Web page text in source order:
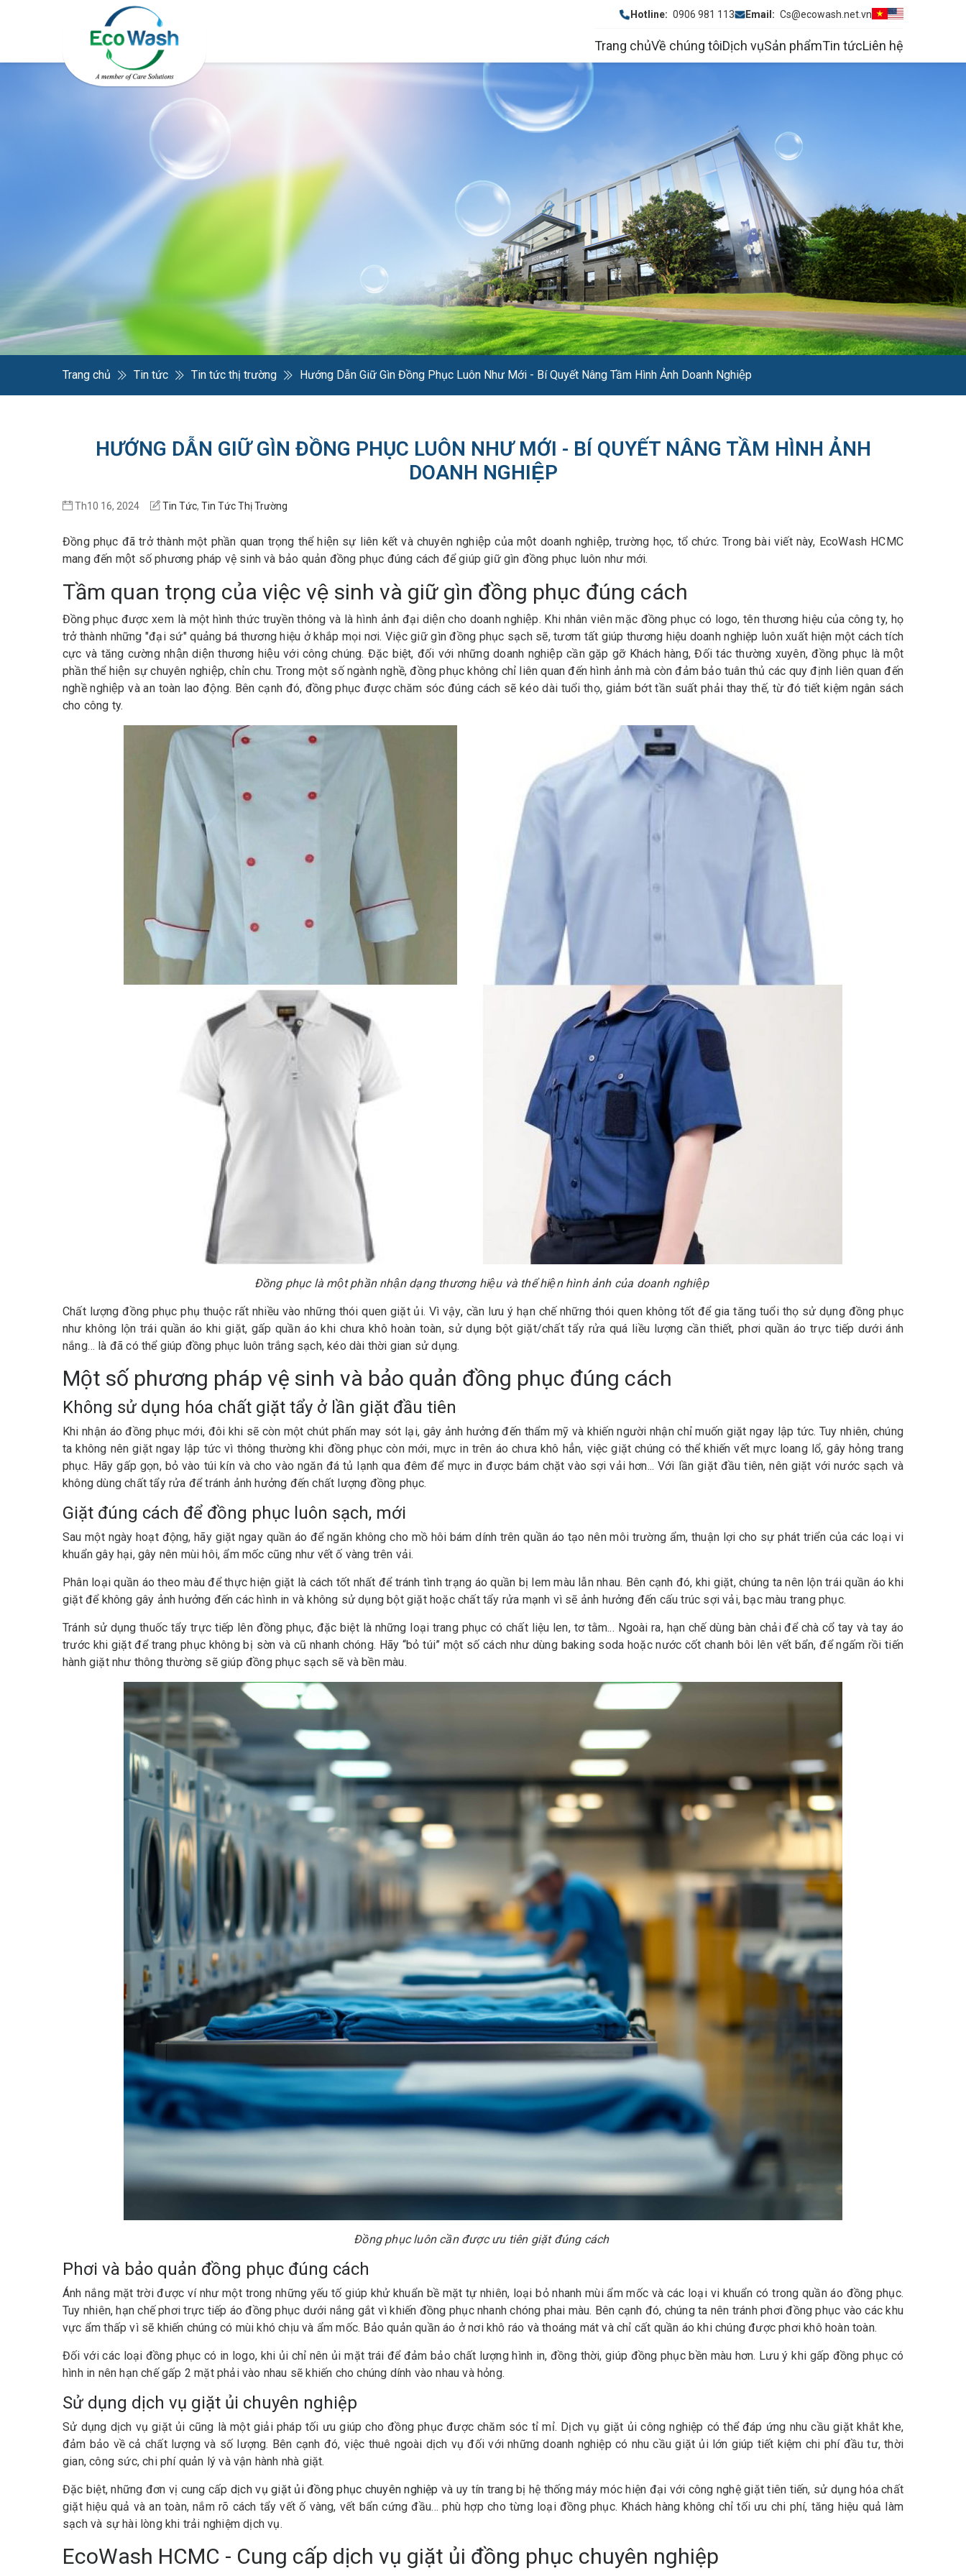
Hotline: 0906 981 113 Email: Cs@ecowash.net.vn
Trang chủVề chúng tôiDịch vụSản phẩmTin tứcLiên hệ
Trang chủ Tin tức Tin tức thị trường Hướng Dẫn Giữ Gìn Đồng Phục Luôn Như Mới - Bí Quyết Nâng Tầm Hình Ảnh Doanh Nghiệp
HƯỚNG DẪN GIỮ GÌN ĐỒNG PHỤC LUÔN NHƯ MỚI - BÍ QUYẾT NÂNG TẦM HÌNH ẢNH
DOANH NGHIỆP
Th10 16, 2024 Tin Tức, Tin Tức Thị Trường
Đồng phục đã trở thành một phần quan trọng thể hiện sự liên kết và chuyên nghiệp của một doanh nghiệp, trường học, tổ chức. Trong bài viết này, EcoWash HCMC
mang đến một số phương pháp vệ sinh và bảo quản đồng phục đúng cách để giúp giữ gìn đồng phục luôn như mới.
Tầm quan trọng của việc vệ sinh và giữ gìn đồng phục đúng cách
Đồng phục được xem là một hình thức truyền thông và là hình ảnh đại diện cho doanh nghiệp. Khi nhân viên mặc đồng phục có logo, tên thương hiệu của công ty, họ
trở thành những "đại sứ" quảng bá thương hiệu ở khắp mọi nơi. Việc giữ gìn đồng phục sạch sẽ, tươm tất giúp thương hiệu doanh nghiệp luôn xuất hiện một cách tích
cực và tăng cường nhận diện thương hiệu với công chúng. Đặc biệt, đối với những doanh nghiệp cần gặp gỡ Khách hàng, Đối tác thường xuyên, đồng phục là một
phần thể hiện sự chuyên nghiệp, chỉn chu. Trong một số ngành nghề, đồng phục không chỉ liên quan đến hình ảnh mà còn đảm bảo tuân thủ các quy định liên quan đến
nghề nghiệp và an toàn lao động. Bên cạnh đó, đồng phục được chăm sóc đúng cách sẽ kéo dài tuổi thọ, giảm bớt tần suất phải thay thế, từ đó tiết kiệm ngân sách
cho công ty.
Đồng phục là một phần nhận dạng thương hiệu và thể hiện hình ảnh của doanh nghiệp
Chất lượng đồng phục phụ thuộc rất nhiều vào những thói quen giặt ủi. Vì vậy, cần lưu ý hạn chế những thói quen không tốt để gia tăng tuổi thọ sử dụng đồng phục
như không lộn trái quần áo khi giặt, gấp quần áo khi chưa khô hoàn toàn, sử dụng bột giặt/chất tẩy rửa quá liều lượng cần thiết, phơi quần áo trực tiếp dưới ánh
nắng… là đã có thể giúp đồng phục luôn trắng sạch, kéo dài thời gian sử dụng.
Một số phương pháp vệ sinh và bảo quản đồng phục đúng cách
Không sử dụng hóa chất giặt tẩy ở lần giặt đầu tiên
Khi nhận áo đồng phục mới, đôi khi sẽ còn một chút phấn may sót lại, gây ảnh hưởng đến thẩm mỹ và khiến người nhận chỉ muốn giặt ngay lập tức. Tuy nhiên, chúng
ta không nên giặt ngay lập tức vì thông thường khi đồng phục còn mới, mực in trên áo chưa khô hẳn, việc giặt chúng có thể khiến vết mực loang lổ, gây hỏng trang
phục. Hãy gấp gọn, bỏ vào túi kín và cho vào ngăn đá tủ lạnh qua đêm để mực in được bám chặt vào sợi vải hơn... Với lần giặt đầu tiên, nên giặt với nước sạch và
không dùng chất tẩy rửa để tránh ảnh hưởng đến chất lượng đồng phục.
Giặt đúng cách để đồng phục luôn sạch, mới
Sau một ngày hoạt động, hãy giặt ngay quần áo để ngăn không cho mồ hôi bám dính trên quần áo tạo nên môi trường ẩm, thuận lợi cho sự phát triển của các loại vi
khuẩn gây hại, gây nên mùi hôi, ẩm mốc cũng như vết ố vàng trên vải.
Phân loại quần áo theo màu để thực hiện giặt là cách tốt nhất để tránh tình trạng áo quần bị lem màu lẫn nhau. Bên cạnh đó, khi giặt, chúng ta nên lộn trái quần áo khi
giặt để không gây ảnh hưởng đến các hình in và không sử dụng bột giặt hoặc chất tẩy rửa mạnh vì sẽ ảnh hưởng đến cấu trúc sợi vải, bạc màu trang phục.
Tránh sử dụng thuốc tẩy trực tiếp lên đồng phục, đặc biệt là những loại trang phục có chất liệu len, tơ tằm... Ngoài ra, hạn chế dùng bàn chải để chà cổ tay và tay áo
trước khi giặt để trang phục không bị sờn và cũ nhanh chóng. Hãy “bỏ túi” một số cách như dùng baking soda hoặc nước cốt chanh bôi lên vết bẩn, để ngấm rồi tiến
hành giặt như thông thường sẽ giúp đồng phục sạch sẽ và bền màu.
Đồng phục luôn cần được ưu tiên giặt đúng cách
Phơi và bảo quản đồng phục đúng cách
Ánh nắng mặt trời được ví như một trong những yếu tố giúp khử khuẩn bề mặt tự nhiên, loại bỏ nhanh mùi ẩm mốc và các loại vi khuẩn có trong quần áo đồng phục.
Tuy nhiên, hạn chế phơi trực tiếp áo đồng phục dưới nắng gắt vì khiến đồng phục nhanh chóng phai màu. Bên cạnh đó, chúng ta nên tránh phơi đồng phục vào các khu
vực ẩm thấp vì sẽ khiến chúng có mùi khó chịu và ẩm mốc. Bảo quản quần áo ở nơi khô ráo và thoáng mát và chỉ cất quần áo khi chúng được phơi khô hoàn toàn.
Đối với các loại đồng phục có in logo, khi ủi chỉ nên ủi mặt trái để đảm bảo chất lượng hình in, đồng thời, giúp đồng phục bền màu hơn. Lưu ý khi gấp đồng phục có
hình in nên hạn chế gấp 2 mặt phải vào nhau sẽ khiến cho chúng dính vào nhau và hỏng.
Sử dụng dịch vụ giặt ủi chuyên nghiệp
Sử dụng dịch vụ giặt ủi cũng là một giải pháp tối ưu giúp cho đồng phục được chăm sóc tỉ mỉ. Dịch vụ giặt ủi công nghiệp có thể đáp ứng nhu cầu giặt khắt khe,
đảm bảo về cả chất lượng và số lượng. Bên cạnh đó, việc thuê ngoài dịch vụ đối với những doanh nghiệp có nhu cầu giặt ủi lớn giúp tiết kiệm chi phí đầu tư, thời
gian, công sức, chi phí quản lý và vận hành nhà giặt.
Đặc biệt, những đơn vị cung cấpdịch vụ giặt ủi đồng phục chuyên nghiệp và uy tín trang bị hệ thống máy móc hiện đại với công nghệ giặt tiên tiến, sử dụng hóa chất
giặt hiệu quả và an toàn, nắm rõ cách tẩy vết ố vàng, vết bẩn cứng đầu… phù hợp cho từng loại đồng phục. Khách hàng không chỉ tối ưu chi phí, tăng hiệu quả làm
sạch và sự hài lòng khi trải nghiệm dịch vụ.
EcoWash HCMC - Cung cấp dịch vụ giặt ủi đồng phục chuyên nghiệp